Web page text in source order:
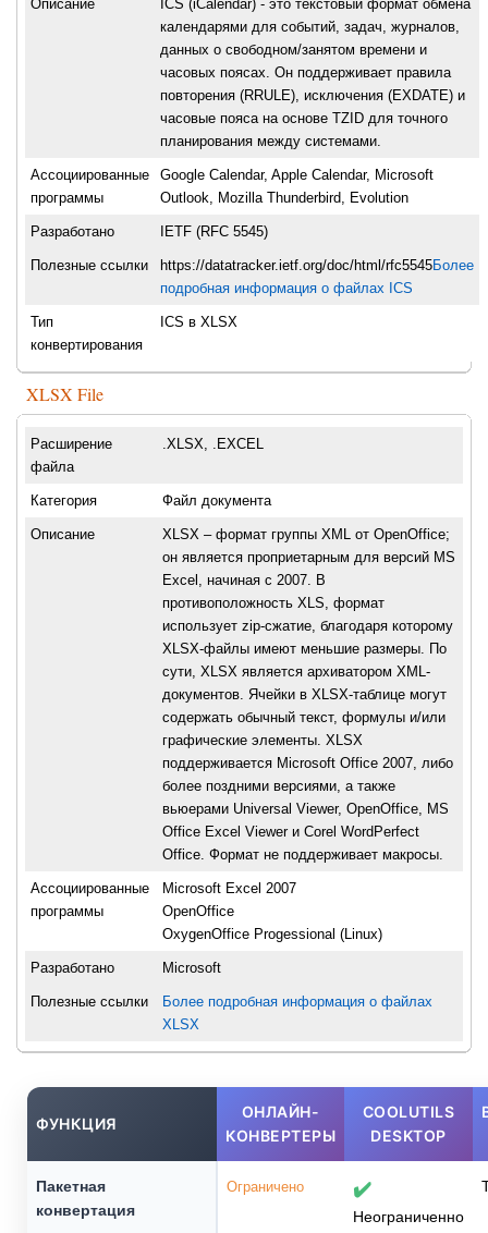
Описание
ICS (iCalendar) - это текстовый формат обмена
календарями для событий, задач, журналов,
данных о свободном/занятом времени и
часовых поясах. Он поддерживает правила
повторения (RRULE), исключения (EXDATE) и
часовые пояса на основе TZID для точного
планирования между системами.
Ассоциированные
программы
Google Calendar, Apple Calendar, Microsoft
Outlook, Mozilla Thunderbird, Evolution
Разработано IETF (RFC 5545)
Полезные ссылки https://datatracker.ietf.org/doc/html/rfc5545Более
подробная информация о файлах ICS
Тип
конвертирования
ICS в XLSX
XLSX File
Расширение
файла
.XLSX, .EXCEL
Категория Файл документа
Описание
XLSX – формат группы XML от OpenOffice;
он является проприетарным для версий MS
Excel, начиная с 2007. В
противоположность XLS, формат
использует zip-сжатие, благодаря которому
XLSX-файлы имеют меньшие размеры. По
сути, XLSX является архиватором XML-
документов. Ячейки в XLSX-таблице могут
содержать обычный текст, формулы и/или
графические элементы. XLSX
поддерживается Microsoft Office 2007, либо
более поздними версиями, а также
вьюерами Universal Viewer, OpenOffice, MS
Office Excel Viewer и Corel WordPerfect
Office. Формат не поддерживает макросы.
Ассоциированные
программы
Microsoft Excel 2007
OpenOffice
OxygenOffice Progessional (Linux)
Разработано Microsoft
Полезные ссылки
Более подробная информация о файлах
XLSX
ФУНКЦИЯ
ОНЛАЙН-
КОНВЕРТЕРЫ
COOLUTILS
DESKTOP
Пакетная
конвертация
Ограничено ✔️
Неограниченно